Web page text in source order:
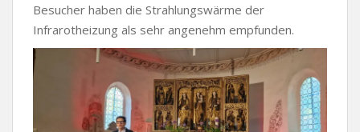
Besucher haben die Strahlungswärme der
Infrarotheizung als sehr angenehm empfunden.